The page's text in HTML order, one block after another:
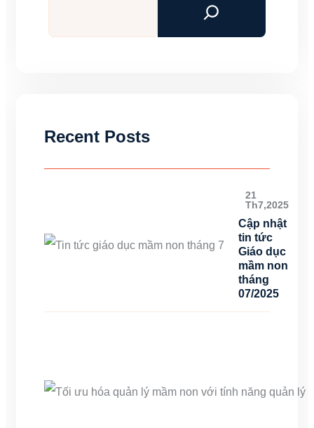
Recent Posts
21
Th7,2025
Cập nhật
tin tức
Giáo dục
mầm non
tháng
07/2025